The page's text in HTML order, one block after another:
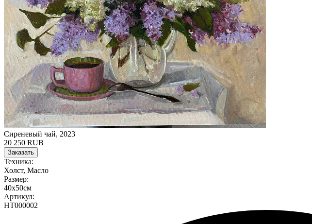
Сиреневый чай, 2023
20 250 RUB
Заказать
Техника:
Холст, Масло
Размер:
40х50см
Артикул:
НТ000002